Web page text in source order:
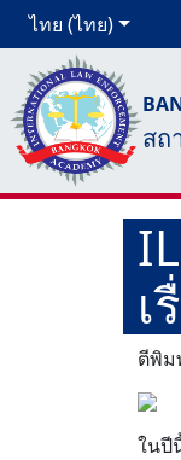
ไทย (ไทย)
สถ
ตีพิม
ใน